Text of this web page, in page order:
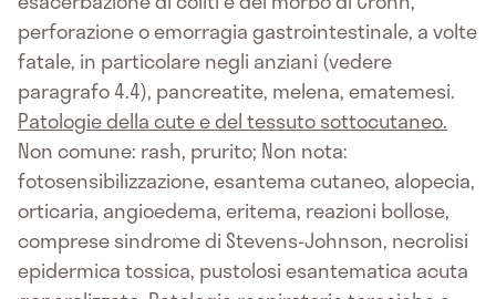
perforazione o emorragia gastrointestinale, a volte
fatale, in particolare negli anziani (vedere
paragrafo 4.4), pancreatite, melena, ematemesi.
Patologie della cute e del tessuto sottocutaneo.
Non comune: rash, prurito; Non nota:
fotosensibilizzazione, esantema cutaneo, alopecia,
orticaria, angioedema, eritema, reazioni bollose,
comprese sindrome di Stevens-Johnson, necrolisi
epidermica tossica, pustolosi esantematica acuta